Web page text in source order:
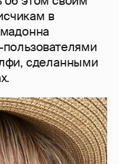
в
сделанными